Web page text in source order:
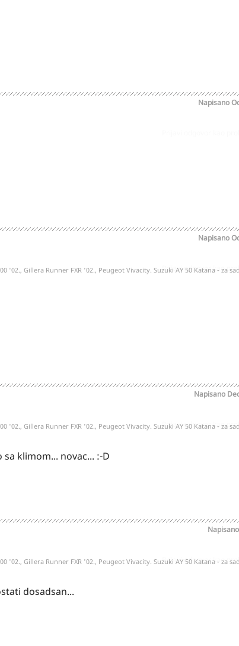
Napisano
Napisano
'02., Gillera Runner FXR '02., Peugeot Vivacity. Suzuki AY 50 Katana - za
Prijavi odgovor kao
Napisano
'02., Gillera Runner FXR '02., Peugeot Vivacity. Suzuki AY 50 Katana - za
Prijavi odgovor kao
klimom... novac... :-D
Napisano
'02., Gillera Runner FXR '02., Peugeot Vivacity. Suzuki AY 50 Katana - za
Prijavi odgovor kao
dosadsan...